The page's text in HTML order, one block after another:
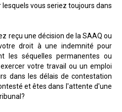
vous seriez toujours dans
reçu une décision de la SAAQ ou
droit à une indemnité pour
les séquelles permanentes ou
votre travail ou un emploi
dans les délais de contestation
et êtes dans l'attente d'une